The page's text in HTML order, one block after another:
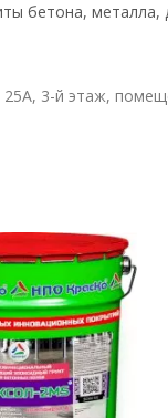
бетона,
3-й этаж,